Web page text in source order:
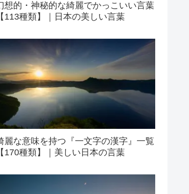
想的・神秘的な綺麗でかっこいい言葉
【113種類】｜日本の美しい言葉
麗な意味を持つ『一文字の漢字』一覧
【170種類】｜美しい日本の言葉